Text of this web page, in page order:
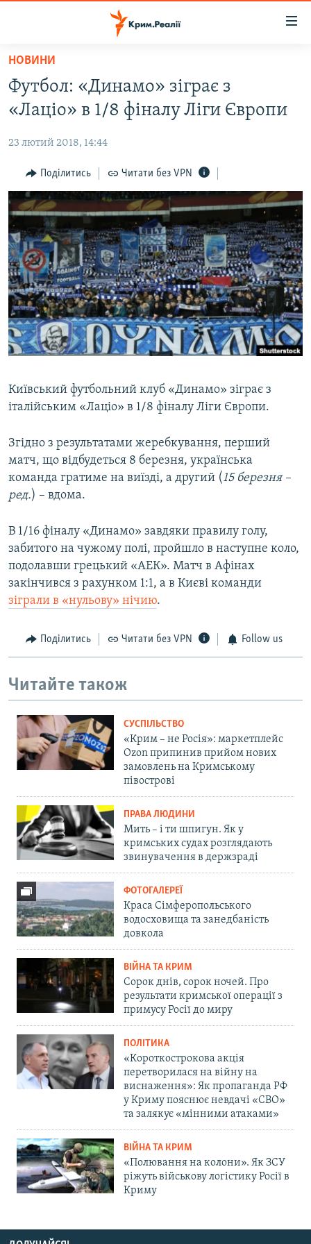
Перейти
основного
матеріалу
до
навігації
Перейти
до
пошуку
НОВИНИ
ВОДА.КРИМ
ПОЛІТИКА
БЛОГИ
ПОГЛЯД
ІНТЕРВ'Ю
ВСЕ ЗА ДЕНЬ
СПЕЦПРОЕКТИ
ДЕПОРТАЦІЯ
ВІДЕОУРОКИ «ELIFBE»
СВІДЧЕННЯ ОКУПАЦІЇ
ІНФОГРАФІКА
ЯК ОБІЙТИ БЛОКУВАННЯ
Русский
Qırımtatar
Усі сайти RFE/RL
НОВИНИ
Футбол: «Динамо» зіграє з
«Лаціо» в 1/8 фіналу Ліги Європи
23 лютий 2018, 14:44
Поділитись Читати без VPN
Київський футбольний клуб «Динамо» зіграє з
італійським «Лаціо» в 1/8 фіналу Ліги Європи.
Згідно з результатами жеребкування, перший
матч, що відбудеться 8 березня, українська
команда гратиме на виїзді, а другий (15 березня –
ред.) – вдома.
В 1/16 фіналу «Динамо» завдяки правилу голу,
забитого на чужому полі, пройшло в наступне коло,
подолавши грецький «АЕК». Матч в Афінах
закінчився з рахунком 1:1, а в Києві команди
зіграли в «нульову» нічию.
Поділитись Читати без VPN Follow us
Читайте також
СУСПІЛЬСТВО
«Крим – не Росія»: маркетплейс
Ozon припинив прийом нових
замовлень на Кримському
півострові
ПРАВА ЛЮДИНИ
Мить – і ти шпигун. Як у
кримських судах розглядають
звинувачення в держзраді
ФОТОГАЛЕРЕЇ
Краса Сімферопольського
водосховища та занедбаність
довкола
ВІЙНА ТА КРИМ
Сорок днів, сорок ночей. Про
результати кримської операції з
примусу Росії до миру
ПОЛІТИКА
«Короткострокова акція
перетворилася на війну на
виснаження»: Як пропаганда РФ
у Криму пояснює невдачі «СВО»
та залякує «мінними атаками»
ВІЙНА ТА КРИМ
«Полювання на колони». Як ЗСУ
ріжуть військову логістику Росії в
Криму